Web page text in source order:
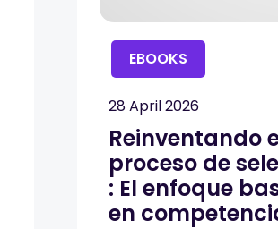
EBOOKS
28 April 2026
Reinventando
proceso de
: El enfoque
en